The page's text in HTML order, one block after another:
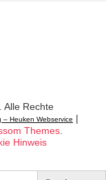
. Alle Rechte
– Heuken Webservice |
Themes.
Hinweis